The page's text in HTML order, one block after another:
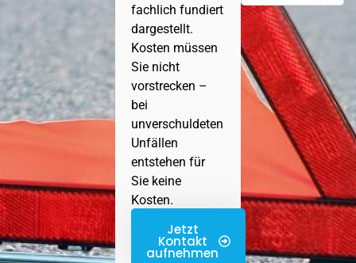
fachlich fundiert
dargestellt.
Kosten müssen
Sie nicht
vorstrecken –
bei
unverschuldeten
Unfällen
entstehen für
Sie keine
Kosten.
Jetzt
Kontakt
aufnehmen